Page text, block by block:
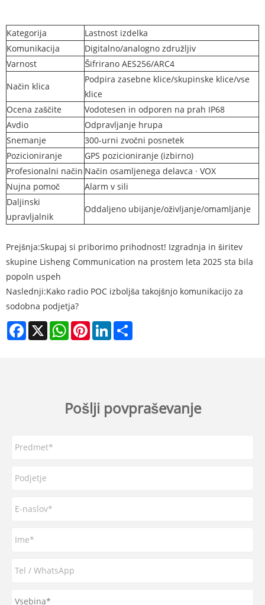
Kategorija
Lastnost izdelka
Komunikacija
Digitalno/analogno združljiv
Varnost
Šifrirano AES256/ARC4
Način klica
Podpira zasebne klice/skupinske klice/vse
klice
Ocena zaščite
Vodotesen in odporen na prah IP68
Avdio
Odpravljanje hrupa
Snemanje
300-urni zvočni posnetek
Pozicioniranje
GPS pozicioniranje (izbirno)
Profesionalni način Način osamljenega delavca · VOX
Nujna pomoč
Alarm v sili
Daljinski
upravljalnik
Oddaljeno ubijanje/oživljanje/omamljanje
Prejšnja:Skupaj si priborimo prihodnost! Izgradnja in širitev
skupine Lisheng Communication na prostem leta 2025 sta bila
popoln uspeh
Naslednji:Kako radio POC izboljša takojšnjo komunikacijo za
sodobna podjetja?
Facebook
X WhatsAppPinterestLinkedIn
Pošlji povpraševanje